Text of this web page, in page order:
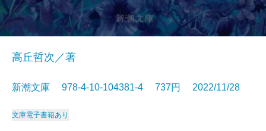
高丘哲次／著
新潮文庫 978-4-10-104381-4 737円 2022/11/28
文庫電子書籍あり